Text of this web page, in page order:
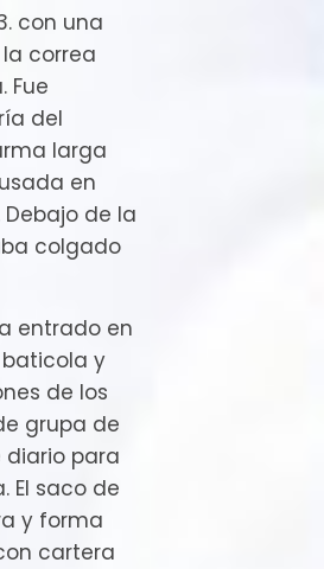
con una
correa
Fue
del
larga
en
de la
colgado
entrado en
baticola y
de los
grupa de
para
El saco de
y forma
cartera